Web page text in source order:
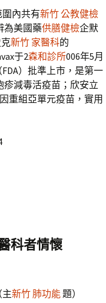
內共有新竹 公教健檢
為美國藥供膳健檢企默
新竹 家醫科的
于2森和診所006年5月
FDA）批準上市，是第一
疹減毒活疫苗；欣安立
重組亞單元疫苗，實用
科者情懷
新竹 肺功能題）